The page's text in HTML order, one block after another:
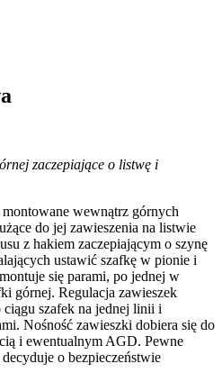
zaczepiające o listwę i
wewnątrz górnych
do jej zawieszenia na listwie
z hakiem zaczepiającym o szynę
ustawić szafkę w pionie i
się parami, po jednej w
górnej. Regulacja zawieszek
szafek na jednej linii i
Nośność zawieszki dobiera się do
i ewentualnym AGD. Pewne
o bezpieczeństwie